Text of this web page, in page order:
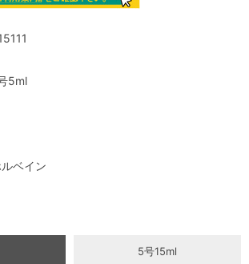
5ml
ベイン
5号15ml